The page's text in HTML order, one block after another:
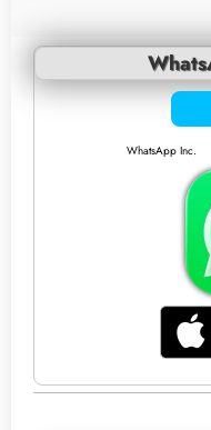
WhatsApp Inc.